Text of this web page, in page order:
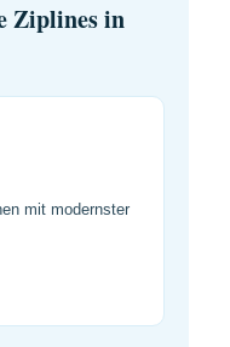
Ziplines in
mit modernster